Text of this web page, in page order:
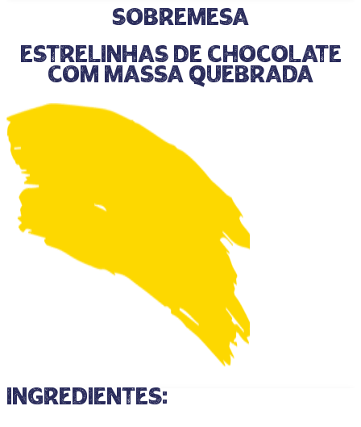
Sobremesa
Estrelinhas de Chocolate
com Massa Quebrada
ingredientes: